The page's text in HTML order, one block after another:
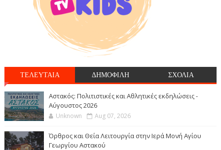
ΤΕΛΕΥΤΑΙΑ ΔΗΜΟΦΙΛΗ ΣΧΟΛΙΑ
Αστακός: Πολιτιστικές και Αθλητικές εκδηλώσεις -
Αύγουστος 2026
Unknown Aug 07, 2026
Όρθρος και Θεία Λειτουργία στην Ιερά Μονή Αγίου
Γεωργίου Αστακού